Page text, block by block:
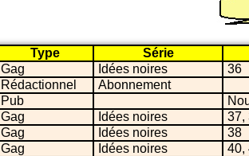
Type
Série
Gag Idées noires
36
Rédactionnel
Abonnement
Pub
Gag Idées noires
37,
Gag Idées noires
38
Gag Idées noires
40,